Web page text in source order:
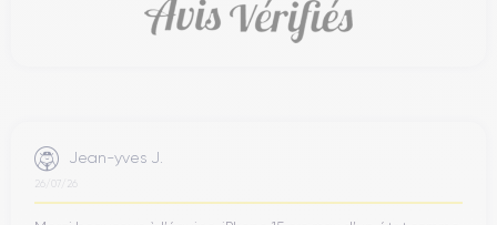
Jean-yves J.
26/07/26